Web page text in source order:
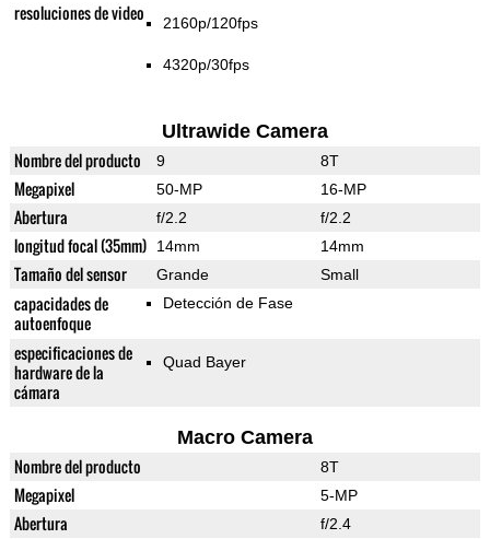
resoluciones de video 2160p/120fps
4320p/30fps
Ultrawide Camera
Nombre del producto 9 8T
Megapixel 50-MP 16-MP
Abertura f/2.2 f/2.2
longitud focal (35mm) 14mm 14mm
Tamaño del sensor Grande Small
capacidades de
autoenfoque
Detección de Fase
especificaciones de
hardware de la
cámara
Quad Bayer
Macro Camera
Nombre del producto 8T
Megapixel 5-MP
Abertura f/2.4